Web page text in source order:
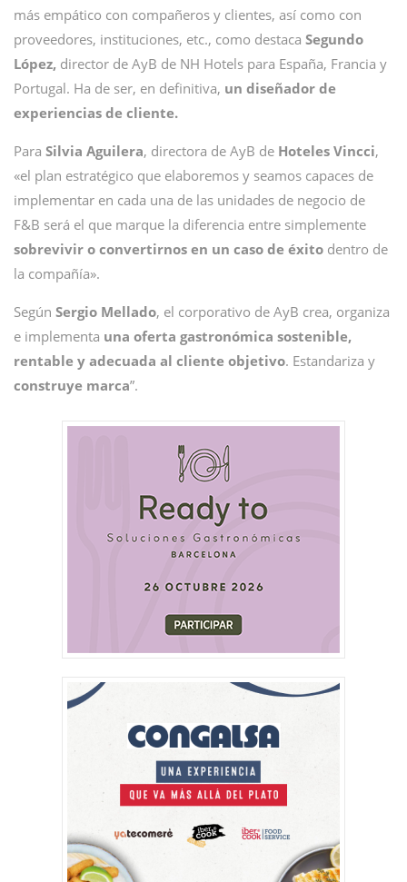
más empático con compañeros y clientes, así como con
proveedores, instituciones, etc., como destaca Segundo
López, director de AyB de NH Hotels para España, Francia y
Portugal. Ha de ser, en definitiva, un diseñador de
experiencias de cliente.
Para Silvia Aguilera, directora de AyB de Hoteles Vincci,
«el plan estratégico que elaboremos y seamos capaces de
implementar en cada una de las unidades de negocio de
F&B será el que marque la diferencia entre simplemente
sobrevivir o convertirnos en un caso de éxito dentro de
la compañía».
Según Sergio Mellado, el corporativo de AyB crea, organiza
e implementa una oferta gastronómica sostenible,
rentable y adecuada al cliente objetivo. Estandariza y
construye marca”.